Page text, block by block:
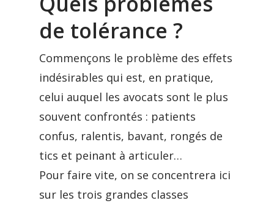
de tolérance ?
Commençons le problème des effets
indésirables qui est, en pratique,
celui auquel les avocats sont le plus
souvent confrontés : patients
confus, ralentis, bavant, rongés de
tics et peinant à articuler…
Pour faire vite, on se concentrera ici
sur les trois grandes classes